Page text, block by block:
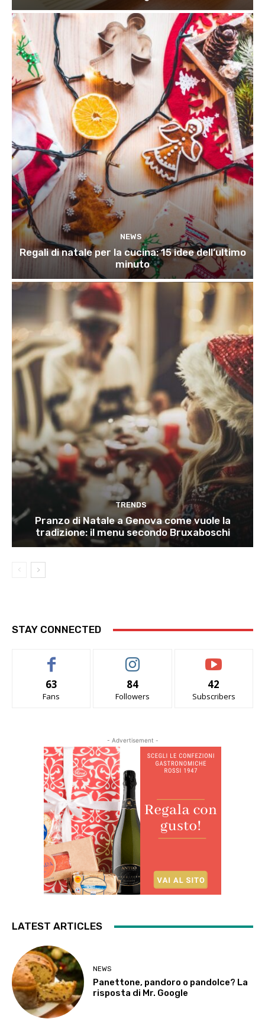
NEWS
Regali di natale per la cucina: 15 idee dell’ultimo
minuto
TRENDS
Pranzo di Natale a Genova come vuole la
tradizione: il menu secondo Bruxaboschi
STAY CONNECTED
63
Fans
84
Followers
42
Subscribers
- Advertisement -
LATEST ARTICLES
NEWS
Panettone, pandoro o pandolce? La
risposta di Mr. Google